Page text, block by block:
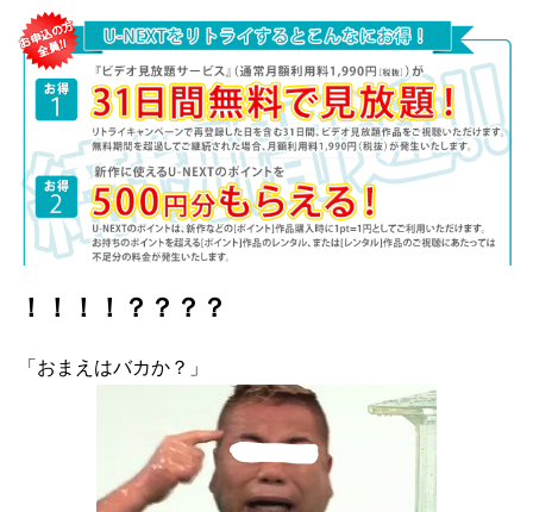
！！！！？？？？
「おまえはバカか？」